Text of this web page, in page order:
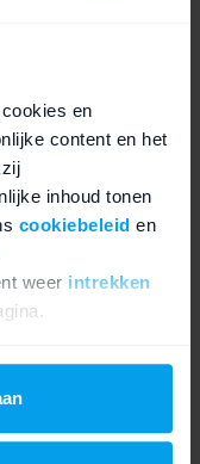
en
content en het
inhoud tonen
cookiebeleid en
weer intrekken
uw gegevens
die iOS 16
iPhonesvan
modellen tegen